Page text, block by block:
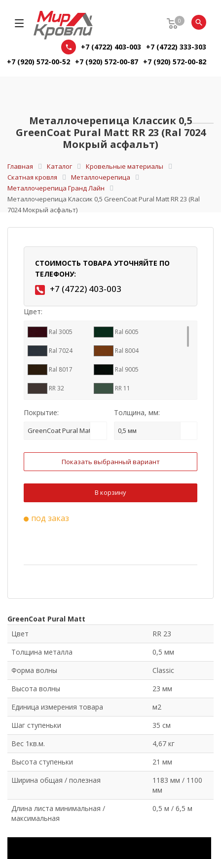
0
+7 (4722) 403-003
+7 (4722) 333-303
+7 (920) 572-00-52 +7 (920) 572-00-87 +7 (920) 572-00-82
Металлочерепица Классик 0,5
GreenCoat Pural Matt RR 23 (Ral 7024
Мокрый асфальт)
Главная Каталог
Кровельные материалы
Скатная кровля
Металлочерепица
Металлочерепица Гранд Лайн
Металлочерепица Классик 0,5 GreenCoat Pural Matt RR 23 (Ral
7024 Мокрый асфальт)
СТОИМОСТЬ ТОВАРА УТОЧНЯЙТЕ ПО
ТЕЛЕФОНУ:
+7 (4722) 403-003
Цвет:
Ral 3005 Ral 6005
Ral 7024 Ral 8004
Ral 8017 Ral 9005
RR 32 RR 11
Ral 3009 Ral 6020
Ral 8022 Ral 9003
Ral 1015 Ral 3011
Ral 5005
Покрытие:
GreenCoat Pural Matt
Толщина, мм:
0,5 мм
Показать выбранный вариант
В корзину
под заказ
GreenCoat Pural Matt
Цвет
RR 23
Толщина металла
0,5 мм
Форма волны
Classic
Высота волны
23 мм
Единица измерения товара
м2
Шаг ступеньки
35 см
Вес 1кв.м.
4,67 кг
Высота ступеньки
21 мм
Ширина общая / полезная
1183 мм / 1100
мм
Длина листа минимальная /
максимальная
0,5 м / 6,5 м